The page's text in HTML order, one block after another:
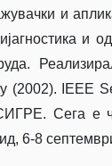
и
IEEE
Сега
6-8